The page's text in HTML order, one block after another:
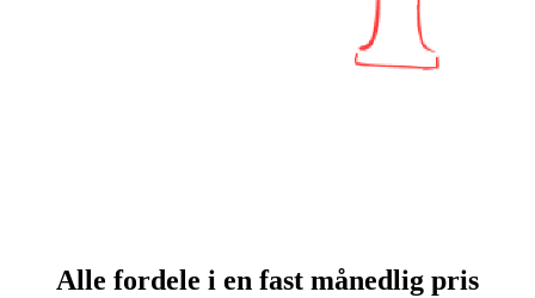
Alle fordele i en fast månedlig pris